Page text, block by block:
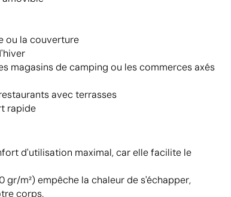
ou la couverture
magasins de camping ou les commerces axés
avec terrasses
rapide
d'utilisation maximal, car elle facilite le
gr/m²) empêche la chaleur de s'échapper,
corps.